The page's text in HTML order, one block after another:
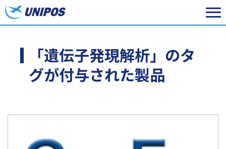
「遺伝子発現解析」のタ
グが付与された製品